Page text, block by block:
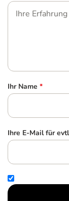
Ihr Name *
Ihre E-Mail für